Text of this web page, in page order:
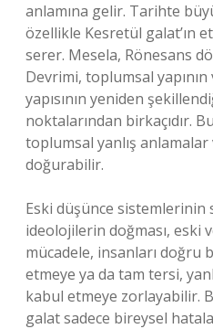
anlamına gelir. Tarihte
özellikle Kesretül galat’ın
serer. Mesela, Rönesans
Devrimi, toplumsal
yapısının yeniden
noktalarından birkaçıdır.
toplumsal yanlış anlamalar
doğurabilir.
Eski düşünce sistemlerinin
ideolojilerin doğması, eski
mücadele, insanları doğru
etmeye ya da tam tersi,
kabul etmeye zorlayabilir.
galat sadece bireysel